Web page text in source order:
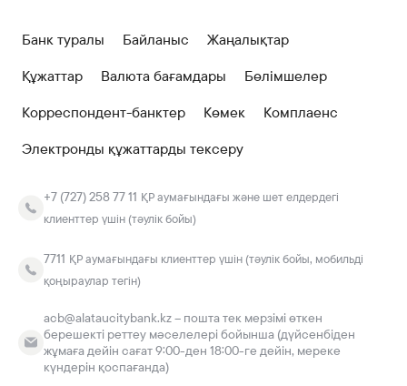
Банк туралы Байланыс
Жаңалықтар
Құжаттар
Валюта бағамдары
Бөлімшелер
Корреспондент-банктер
Көмек
Комплаенс
Электронды құжаттарды тексеру
+7 (727) 258 77 11 ҚР аумағындағы және шет елдердегі
клиенттер үшін (тәулік бойы)
7711 ҚР аумағындағы клиенттер үшін (тәулік бойы, мобильді
қоңыраулар тегін)
acb@alataucitybank.kz – пошта тек мерзімі өткен
берешекті реттеу мәселелері бойынша (дүйсенбіден
жұмаға дейін сағат 9:00-ден 18:00-ге дейін, мереке
күндерін қоспағанда)